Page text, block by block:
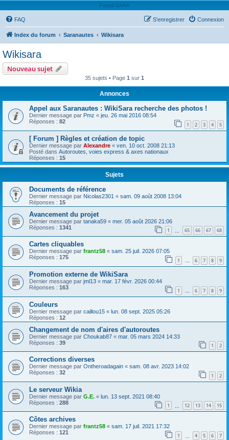
Portail SARA
FAQ Connexion
S’enregistrer
Index du forum Saranautes Wikisara
Wikisara
Nouveau sujet
35 sujets • Page 1 sur 1
Annonces
Appel aux Saranautes : WikiSara recherche des photos !
Dernier message par Pmz « jeu. 26 mai 2016 08:54
Réponses : 82 1 2 3 4 5
[ Forum ] Règles et création de topic
Dernier message par Alexandre « ven. 10 oct. 2008 21:13
Posté dans Autoroutes, voies express & axes nationaux
Réponses : 15
Sujets
Documents de référence
Dernier message par Nicolas2301 « sam. 09 août 2008 13:04
Réponses : 15
Avancement du projet
Dernier message par tanaka59 « mer. 05 août 2026 21:06
Réponses : 1341 1 65 66 67 68
Cartes cliquables
Dernier message par frantz58 « sam. 25 juil. 2026 07:05
Réponses : 175 1 … 6 7 8 9
Promotion externe de WikiSara
Dernier message par jml13 « mar. 17 févr. 2026 00:44
Réponses : 163 1 … 6 7 8 9
Couleurs
Dernier message par caillou15 « lun. 08 sept. 2025 05:26
Réponses : 12
Changement de nom d'aires d'autoroutes
Dernier message par Choukab87 « mar. 05 mars 2024 14:33
Réponses : 39 1 2
Corrections diverses
Dernier message par Ontheroadagain « sam. 08 avr. 2023 14:02
Réponses : 32 1 2
Le serveur Wikia
Dernier message par G.E. « lun. 13 sept. 2021 08:40
Réponses : 288 1 12 13 14 15
Côtes archives
Dernier message par frantz58 « sam. 17 juil. 2021 17:32
Réponses : 121 1 4 5 6 7